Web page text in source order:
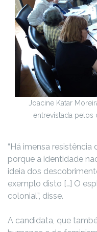
Joacine Katar
entrevistada pelos
“Há imensa resistência
porque a identidade
ideia dos
exemplo disto […] O
colonial”, disse.
A candidata, que